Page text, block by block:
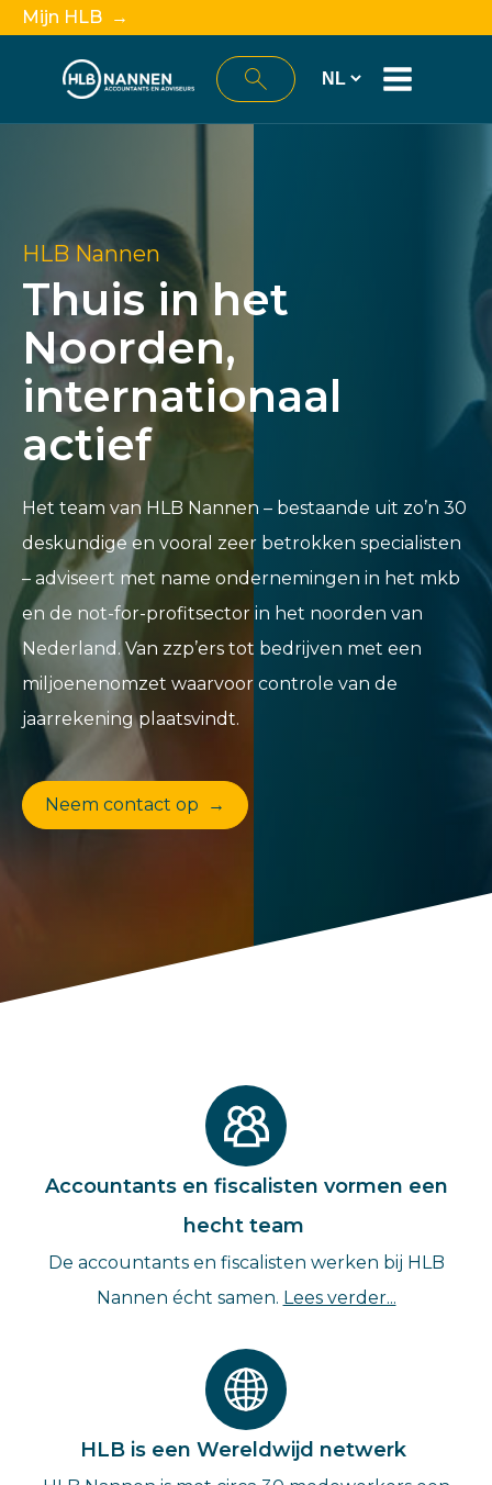
Mijn HLB →
HLB Nannen
Thuis in het
Noorden,
internationaal
actief
Het team van HLB Nannen – bestaande uit zo’n 30
deskundige en vooral zeer betrokken specialisten
– adviseert met name ondernemingen in het mkb
en de not-for-profitsector in het noorden van
Nederland. Van zzp’ers tot bedrijven met een
miljoenenomzet waarvoor controle van de
jaarrekening plaatsvindt.
Neem contact op →
Accountants en fiscalisten vormen een
hecht team
De accountants en fiscalisten werken bij HLB
Nannen écht samen. Lees verder...
HLB is een Wereldwijd netwerk